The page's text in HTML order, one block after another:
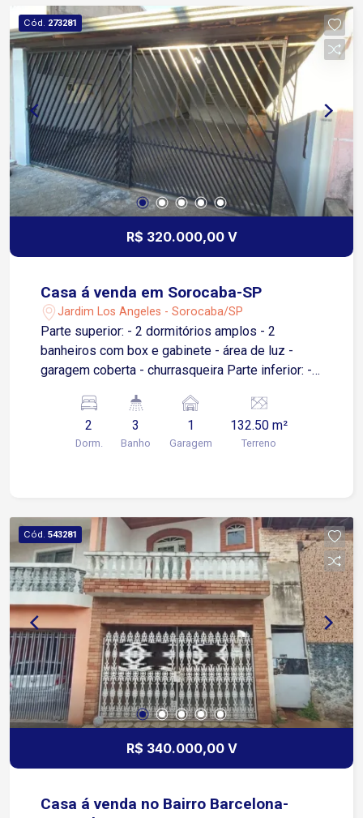
FATEC, Pão de Açúcar, Oba Hortifruti e Colégio
SER. A região possui fácil acesso às principais
rodovias, tanto no sentido interior quanto capital,
tornando o deslocamento prático no dia a dia.
Região em constante crescimento e de rápida
valorização. Ideal para quem busca segurança,
natureza e excelente localização para morar ou
investir.
Cód. 273281
R$ 320.000,00 V
Casa á venda em Sorocaba-SP
Jardim Los Angeles - Sorocaba/SP
Parte superior: - 2 dormitórios amplos - 2
banheiros com box e gabinete - área de luz -
garagem coberta - churrasqueira Parte inferior: -
Dispensa - Quintal.
2
Dorm.
3
Banho
1
Garagem
132.50 m²
Terreno
Cód. 543281
R$ 340.000,00 V
Casa á venda no Bairro Barcelona-